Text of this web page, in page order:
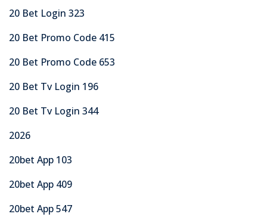
20 Bet Login 323
20 Bet Promo Code 415
20 Bet Promo Code 653
20 Bet Tv Login 196
20 Bet Tv Login 344
2026
20bet App 103
20bet App 409
20bet App 547